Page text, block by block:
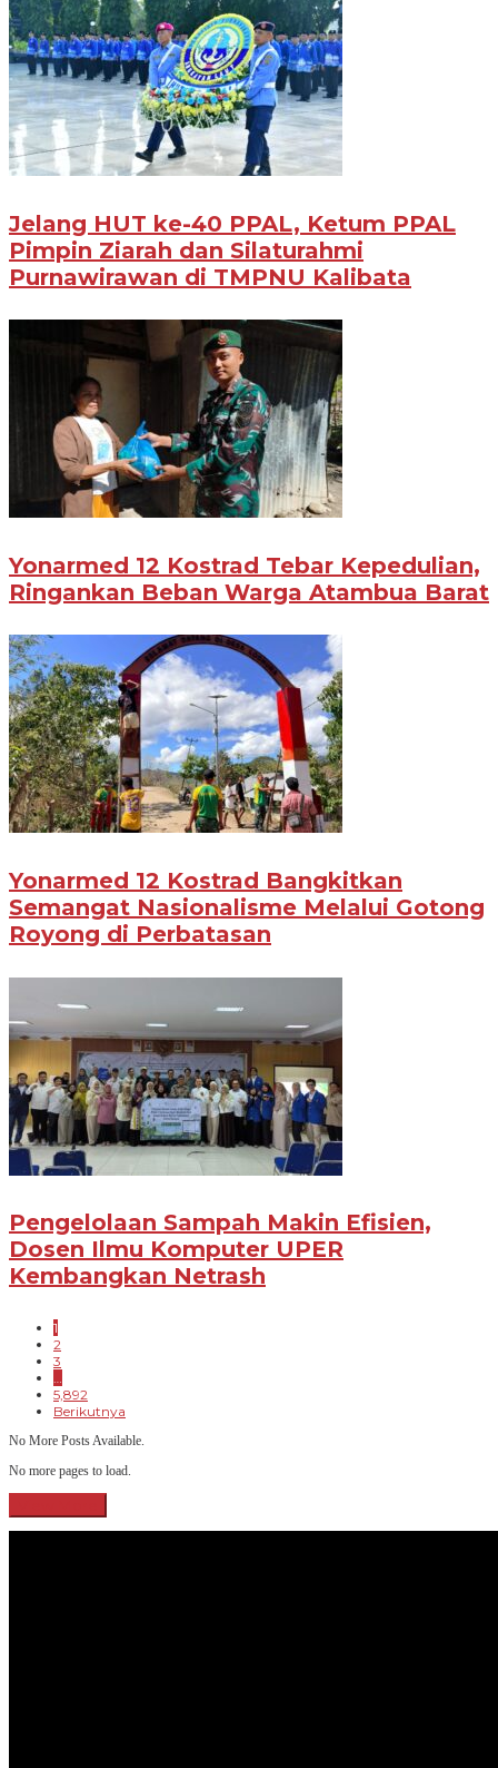
Jelang HUT ke-40 PPAL, Ketum PPAL
Pimpin Ziarah dan Silaturahmi
Purnawirawan di TMPNU Kalibata
Yonarmed 12 Kostrad Tebar Kepedulian,
Ringankan Beban Warga Atambua Barat
Yonarmed 12 Kostrad Bangkitkan
Semangat Nasionalisme Melalui Gotong
Royong di Perbatasan
Pengelolaan Sampah Makin Efisien,
Dosen Ilmu Komputer UPER
Kembangkan Netrash
1
2
3
5,892
Berikutnya
No More Posts Available.
No more pages to load.